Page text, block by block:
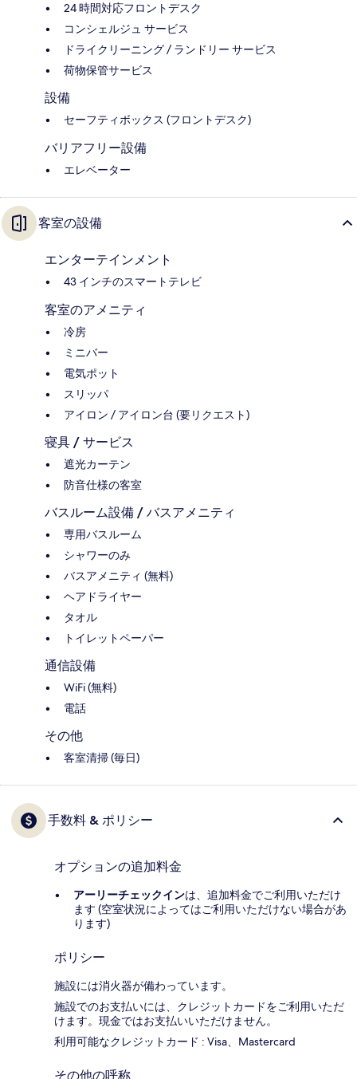
24 時間対応フロントデスク
コンシェルジュ サービス
ドライクリーニング / ランドリー サービス
荷物保管サービス
設備
セーフティボックス (フロントデスク)
バリアフリー設備
エレベーター
客室の設備
エンターテインメント
43 インチのスマートテレビ
客室のアメニティ
冷房
ミニバー
電気ポット
スリッパ
アイロン / アイロン台 (要リクエスト)
寝具 / サービス
遮光カーテン
防音仕様の客室
バスルーム設備 / バスアメニティ
専用バスルーム
シャワーのみ
バスアメニティ (無料)
ヘアドライヤー
タオル
トイレットペーパー
通信設備
WiFi (無料)
電話
その他
客室清掃 (毎日)
手数料 & ポリシー
オプションの追加料金
アーリーチェックインは、追加料金でご利用いただけ
ます (空室状況によってはご利用いただけない場合があ
ります)
ポリシー
施設には消火器が備わっています。
施設でのお支払いには、クレジットカードをご利用いただ
けます。現金ではお支払いいただけません。
利用可能なクレジットカード : Visa、Mastercard
その他の呼称